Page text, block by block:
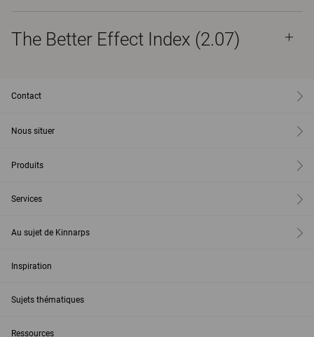
The Better Effect Index (2.07)
Contact
Nous situer
Produits
Services
Au sujet de Kinnarps
Inspiration
Sujets thématiques
Ressources